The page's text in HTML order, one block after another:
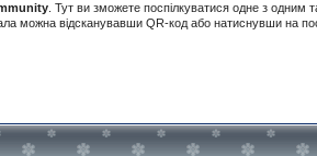
. Тут ви зможете поспілкуватися одне з одним
можна відсканувавши QR-код або натиснувши на